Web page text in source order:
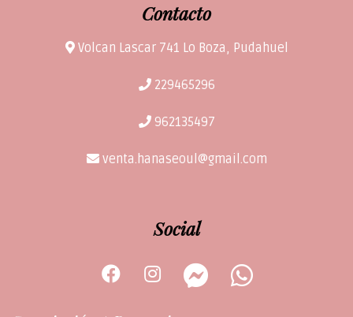
Contacto
Volcan Lascar 741 Lo Boza, Pudahuel
229465296
962135497
venta.hanaseoul@gmail.com
Social